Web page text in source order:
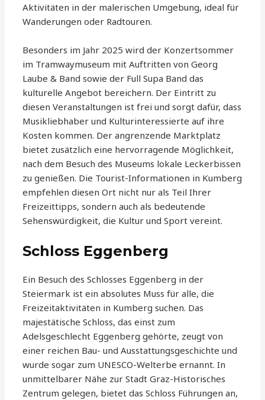
Aktivitäten in der malerischen Umgebung, ideal für
Wanderungen oder Radtouren.
Besonders im Jahr 2025 wird der Konzertsommer
im Tramwaymuseum mit Auftritten von Georg
Laube & Band sowie der Full Supa Band das
kulturelle Angebot bereichern. Der Eintritt zu
diesen Veranstaltungen ist frei und sorgt dafür, dass
Musikliebhaber und Kulturinteressierte auf ihre
Kosten kommen. Der angrenzende Marktplatz
bietet zusätzlich eine hervorragende Möglichkeit,
nach dem Besuch des Museums lokale Leckerbissen
zu genießen. Die Tourist-Informationen in Kumberg
empfehlen diesen Ort nicht nur als Teil Ihrer
Freizeittipps, sondern auch als bedeutende
Sehenswürdigkeit, die Kultur und Sport vereint.
Schloss Eggenberg
Ein Besuch des Schlosses Eggenberg in der
Steiermark ist ein absolutes Muss für alle, die
Freizeitaktivitäten in Kumberg suchen. Das
majestätische Schloss, das einst zum
Adelsgeschlecht Eggenberg gehörte, zeugt von
einer reichen Bau- und Ausstattungsgeschichte und
wurde sogar zum UNESCO-Welterbe ernannt. In
unmittelbarer Nähe zur Stadt Graz-Historisches
Zentrum gelegen, bietet das Schloss Führungen an,